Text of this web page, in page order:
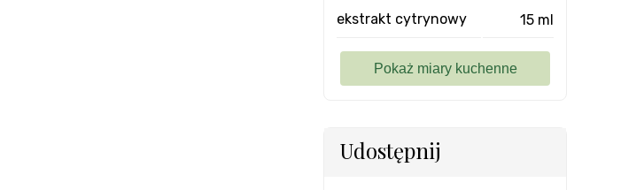
ekstrakt cytrynowy 15 ml
Udostępnij